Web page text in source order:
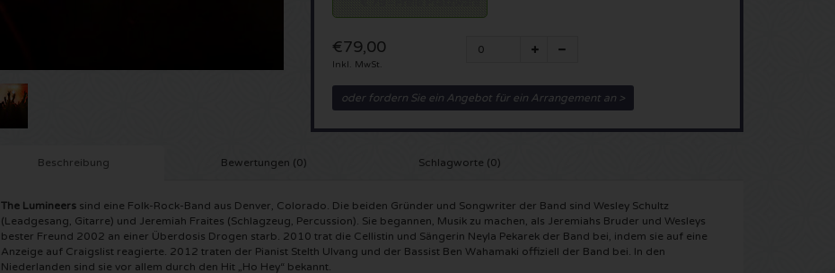
€79,00
Inkl. MwSt.
oder fordern Sie ein Angebot für ein Arrangement an >
Beschreibung Bewertungen (0) Schlagworte (0)
The Lumineerssind eine Folk-Rock-Band aus Denver, Colorado. Die beiden Gründer und Songwriter der Band sind Wesley Schultz
(Leadgesang, Gitarre) und Jeremiah Fraites (Schlagzeug, Percussion). Sie begannen, Musik zu machen, als Jeremiahs Bruder und Wesleys
bester Freund 2002 an einer Überdosis Drogen starb. 2010 trat die Cellistin und Sängerin Neyla Pekarek der Band bei, indem sie auf eine
Anzeige auf Craigslist reagierte. 2012 traten der Pianist Stelth Ulvang und der Bassist Ben Wahamaki offiziell der Band bei. In den
Niederlanden sind sie vor allem durch den Hit „Ho Hey“ bekannt.